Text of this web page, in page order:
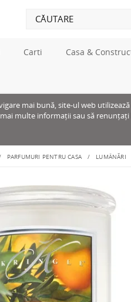
Carti Casa &
mai bună, site-ul web
multe informații sau să
PARFUMURI PENTRU CASA LUMÂNĂRI